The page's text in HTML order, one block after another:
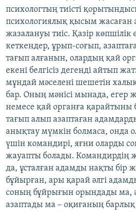
психологтың тиісті
психологиялық қысым жасаған
жазалануы тиіс. Қазір көпшілік
кеткендер, ұрып-соғып,
тағып алғанын, олардың қай
екені белгісіз дегенді айтып
мұндай мәселені шешетін
бар. Оның мәнісі мынада, егер
немесе қай органға қарайтыны
тағып алып азаптаған
анықтау мүмкін болмаса, онда
үшін командирі, яғни оларды
жауапты болады. Командирдің
да, ұсталған адамды нақты бір
бұйырған, ары қарай әлгі
соның бұйрығын орындады ма,
азаптады ма – оқиғаның